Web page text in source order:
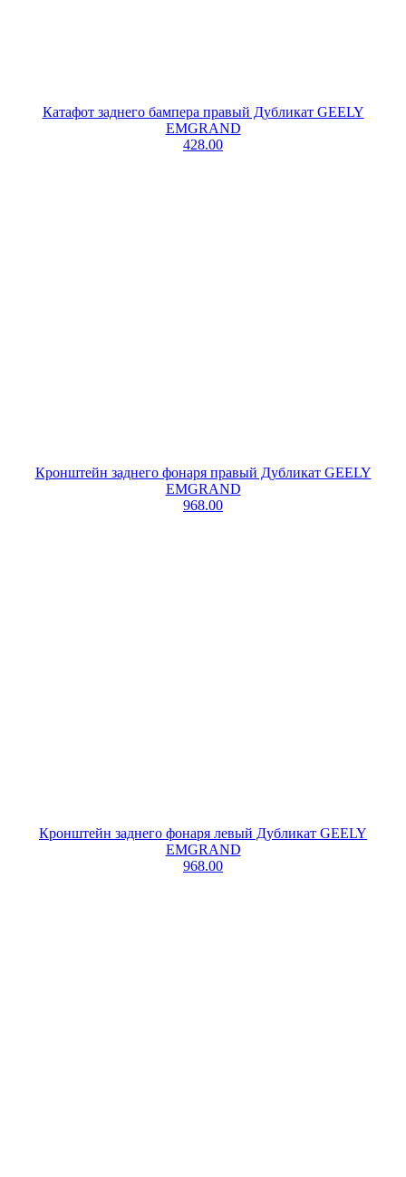
Катафот заднего бампера правый Дубликат GEELY
EMGRAND
428.00
Кронштейн заднего фонаря правый Дубликат GEELY
EMGRAND
968.00
Кронштейн заднего фонаря левый Дубликат GEELY
EMGRAND
968.00